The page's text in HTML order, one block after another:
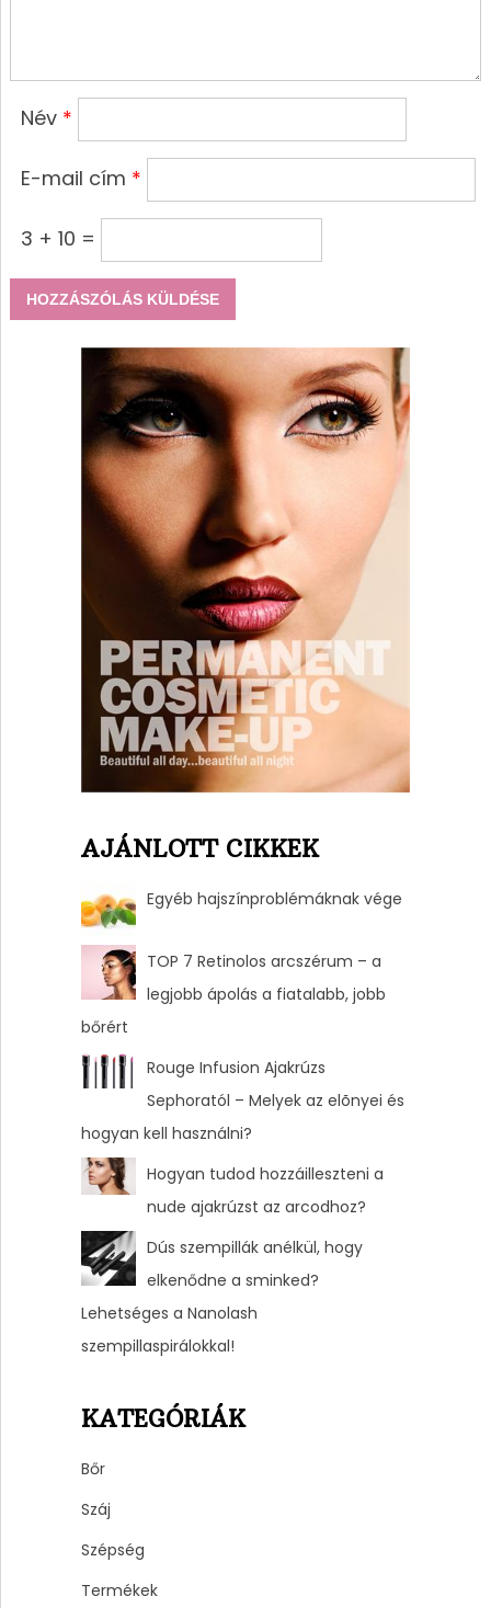
Név *
E-mail cím *
3 + 10 =
AJÁNLOTT CIKKEK
Egyéb hajszínproblémáknak vége
TOP 7 Retinolos arcszérum – a
legjobb ápolás a fiatalabb, jobb
bőrért
Rouge Infusion Ajakrúzs
Sephoratól – Melyek az elõnyei és
hogyan kell használni?
Hogyan tudod hozzáilleszteni a
nude ajakrúzst az arcodhoz?
Dús szempillák anélkül, hogy
elkenődne a sminked?
Lehetséges a Nanolash
szempillaspirálokkal!
KATEGÓRIÁK
Bőr
Száj
Szépség
Termékek